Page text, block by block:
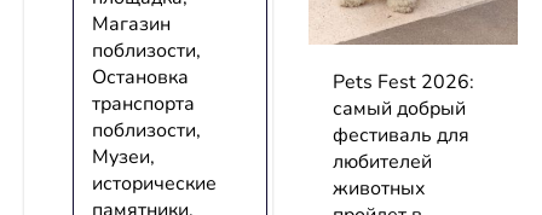
Магазин
поблизости,
Остановка
транспорта
поблизости,
Музеи,
исторические
Pets Fest 2026:
самый добрый
фестиваль для
любителей
животных